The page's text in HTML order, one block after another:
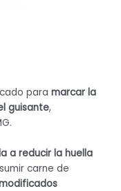
para marcar la
guisante,
a reducir la huella
carne de